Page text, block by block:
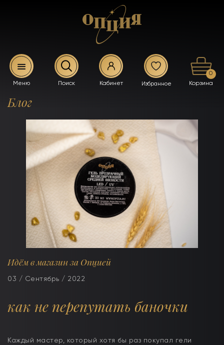
0
Блог
Идём в магазин за Опцией
03 / Сентябрь / 2022
как не перепутать баночки
Каждый мастер, который хотя бы раз покупал гели